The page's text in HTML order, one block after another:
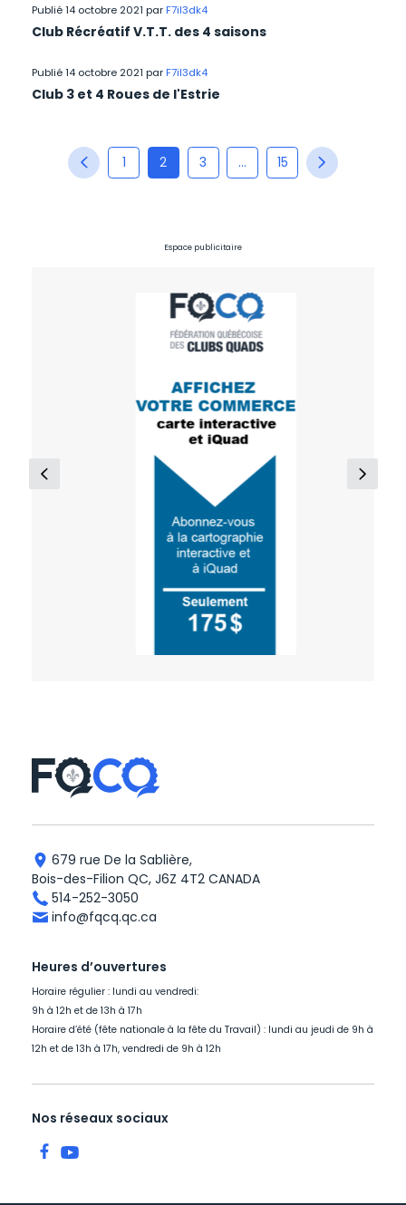
Publié 14 octobre 2021 parF7il3dk4
Club Récréatif V.T.T. des 4 saisons
Publié 14 octobre 2021 parF7il3dk4
Club 3 et 4 Roues de l'Estrie
PAGINATION DES PUBLICATIONS
1 2 3 … 15
Espace publicitaire
679 rue De la Sablière,
Bois-des-Filion QC, J6Z 4T2 CANADA
514-252-3050
info@fqcq.qc.ca
Heures d’ouvertures
Horaire régulier : lundi au vendredi:
9h à 12h et de 13h à 17h
Horaire d’été (fête nationale à la fête du Travail) : lundi au jeudi de 9h à
12h et de 13h à 17h, vendredi de 9h à 12h
Nos réseaux sociaux